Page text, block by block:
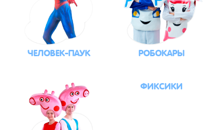
ЧЕЛОВЕК-ПАУК РОБОКАРЫ
ФИКСИКИ